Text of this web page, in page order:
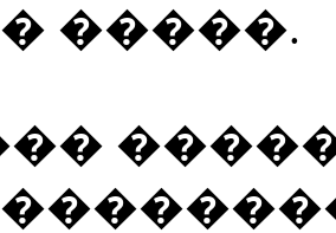
�����.
�����